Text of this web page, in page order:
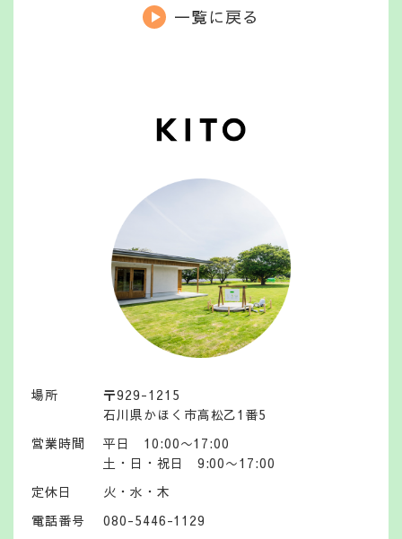
一覧に戻る
場所
〒929-1215
石川県かほく市高松乙1番5
営業時間
平日 10:00〜17:00
土・日・祝日 9:00〜17:00
定休日
火・水・木
電話番号
080-5446-1129